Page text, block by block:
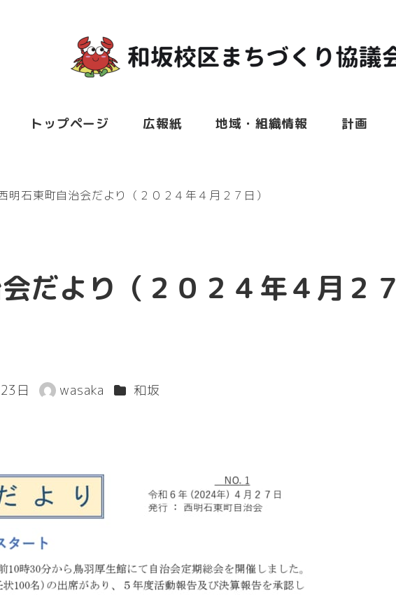
トップページ 広報紙 地域・組織情報 計画
明石東町自治会だより（２０２４年４月２７日）
だより（２０２４年４月２７
日
著
wasaka カテゴリー
和坂